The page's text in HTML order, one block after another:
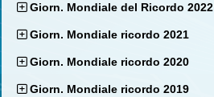
Giorn. Mondiale del Ricordo 2022
Giorn. Mondiale ricordo 2021
Giorn. Mondiale ricordo 2020
Giorn. Mondiale ricordo 2019